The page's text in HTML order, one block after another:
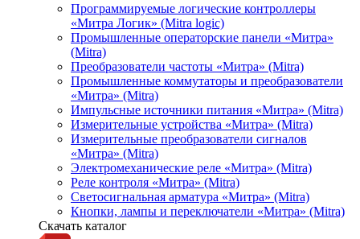
Программируемые логические контроллеры
«Митра Логик» (Mitra logic)
Промышленные операторские панели «Митра»
(Mitra)
Преобразователи частоты «Митра» (Mitra)
Промышленные коммутаторы и преобразователи
«Митра» (Mitra)
Импульсные источники питания «Митра» (Mitra)
Измерительные устройства «Митра» (Mitra)
Измерительные преобразователи сигналов
«Митра» (Mitra)
Электромеханические реле «Митра» (Mitra)
Реле контроля «Митра» (Mitra)
Светосигнальная арматура «Митра» (Mitra)
Кнопки, лампы и переключатели «Митра» (Mitra)
Скачать каталог